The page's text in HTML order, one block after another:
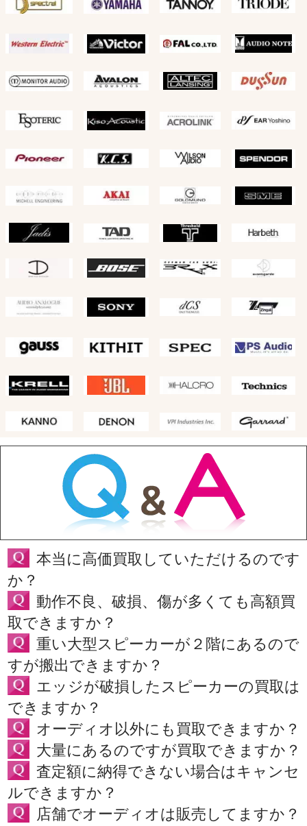
本当に高価買取していただけるのです
か？
動作不良、破損、傷が多くても高額買
取できますか？
重い大型スピーカーが２階にあるので
すが搬出できますか？
エッジが破損したスピーカーの買取は
できますか？
オーディオ以外にも買取できますか？
大量にあるのですが買取できますか？
査定額に納得できない場合はキャンセ
ルできますか？
店舗でオーディオは販売してますか？